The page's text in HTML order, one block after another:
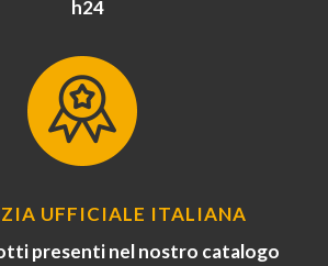
h24
UFFICIALE ITALIANA
presenti nel nostro catalogo